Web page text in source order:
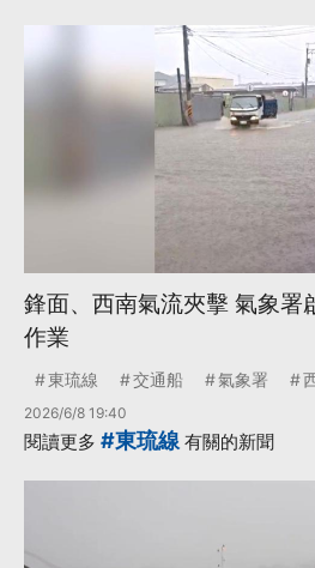
鋒面、西南氣流夾擊 氣象署
作業
東琉線 交通船 氣象署
2026/6/8 19:40
閱讀更多 #東琉線有關的新聞